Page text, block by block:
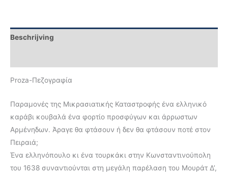
Beschrijving
Proza-Πεζογραφία
Παραμονές της Μικρασιατικής Καταστροφής ένα ελληνικό
καράβι κουβαλά ένα φορτίο προσφύγων και άρρωστων
Αρμένηδων. Άραγε θα φτάσουν ή δεν θα φτάσουν ποτέ στον
Πειραιά;
Ένα ελληνόπουλο κι ένα τουρκάκι στην Κωνσταντινούπολη
του 1638 συναντιούνται στη μεγάλη παρέλαση του Mουράτ Δ’,